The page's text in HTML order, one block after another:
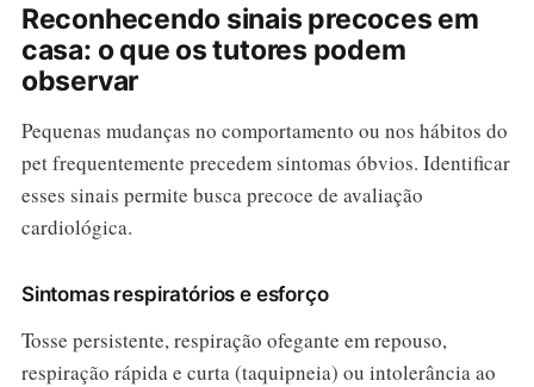
Reconhecendo sinais precoces em
casa: o que os tutores podem
observar
Pequenas mudanças no comportamento ou nos hábitos do
pet frequentemente precedem sintomas óbvios. Identificar
esses sinais permite busca precoce de avaliação
cardiológica.
Sintomas respiratórios e esforço
Tosse persistente, respiração ofegante em repouso,
respiração rápida e curta (taquipneia) ou intolerância ao